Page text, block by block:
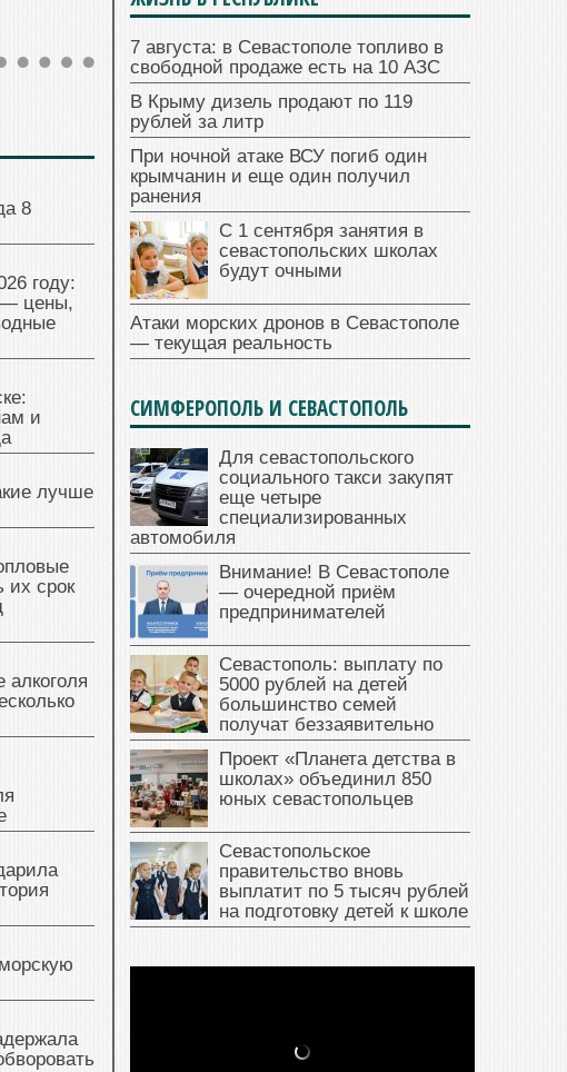
8
году:
— цены,
и
лучше
их срок
алкоголя
7 августа: в Севастополе топливо в
свободной продаже есть на 10 АЗС
В Крыму дизель продают по 119
рублей за литр
При ночной атаке ВСУ погиб один
крымчанин и еще один получил
ранения
С 1 сентября занятия в
севастопольских школах
будут очными
Атаки морских дронов в Севастополе
— текущая реальность
СИМФЕРОПОЛЬ И СЕВАСТОПОЛЬ
Для севастопольского
социального такси закупят
еще четыре
специализированных
автомобиля
Внимание! В Севастополе
— очередной приём
предпринимателей
Севастополь: выплату по
5000 рублей на детей
большинство семей
получат беззаявительно
Проект «Планета детства в
школах» объединил 850
юных севастопольцев
Севастопольское
правительство вновь
выплатит по 5 тысяч рублей
на подготовку детей к школе